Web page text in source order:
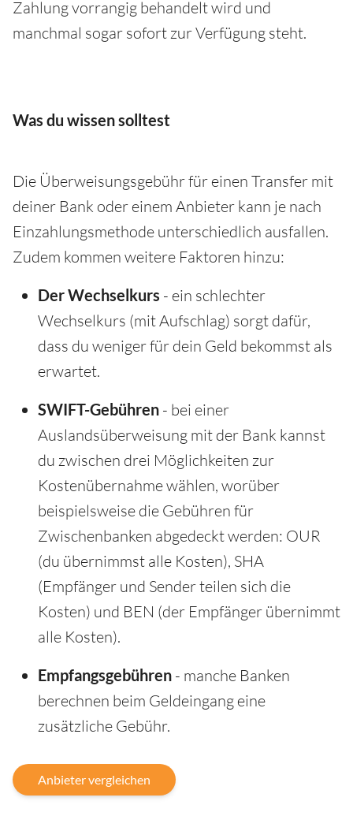
Zahlung vorrangig behandelt wird und
manchmal sogar sofort zur Verfügung steht.
Was du wissen solltest
Die Überweisungsgebühr für einen Transfer mit
deiner Bank oder einem Anbieter kann je nach
Einzahlungsmethode unterschiedlich ausfallen.
Zudem kommen weitere Faktoren hinzu:
Der Wechselkurs - ein schlechter
Wechselkurs (mit Aufschlag) sorgt dafür,
dass du weniger für dein Geld bekommst als
erwartet.
SWIFT-Gebühren - bei einer
Auslandsüberweisung mit der Bank kannst
du zwischen drei Möglichkeiten zur
Kostenübernahme wählen, worüber
beispielsweise die Gebühren für
Zwischenbanken abgedeckt werden: OUR
(du übernimmst alle Kosten), SHA
(Empfänger und Sender teilen sich die
Kosten) und BEN (der Empfänger übernimmt
alle Kosten).
Empfangsgebühren - manche Banken
berechnen beim Geldeingang eine
zusätzliche Gebühr.
Anbieter vergleichen